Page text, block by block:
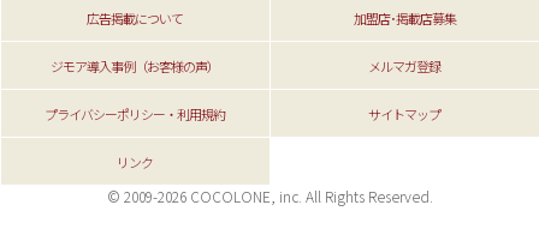
広告掲載について 加盟店･掲載店募集
ジモア導入事例（お客様の声） メルマガ登録
プライバシーポリシー・利用規約 サイトマップ
リンク
© 2009-2026 COCOLONE, inc. All Rights Reserved.